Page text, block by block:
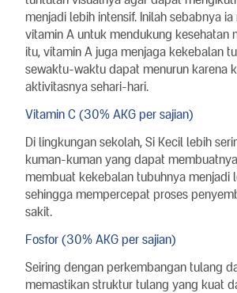
menjadi lebih intensif. Inilah sebabnya
vitamin A untuk mendukung kesehatan
itu, vitamin A juga menjaga kekebalan
sewaktu-waktu dapat menurun karena
aktivitasnya sehari-hari.
Vitamin C (30% AKG per sajian)
Di lingkungan sekolah, Si Kecil lebih
kuman-kuman yang dapat
membuat kekebalan tubuhnya menjadi
sehingga mempercepat proses
sakit.
Fosfor (30% AKG per sajian)
Seiring dengan perkembangan tulang
memastikan struktur tulang yang kuat